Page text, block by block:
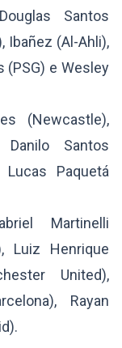
Santos
Ibañez (Al-Ahli),
(PSG) e Wesley
(Newcastle),
Danilo Santos
Paquetá
Martinelli
Luiz Henrique
United),
Rayan